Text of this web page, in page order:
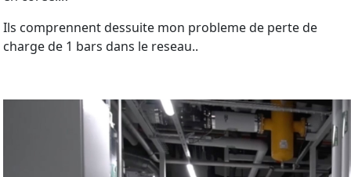
Ils comprennent dessuite mon probleme de perte de
charge de 1 bars dans le reseau..